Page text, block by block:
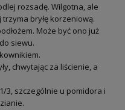
rozsadę. Wilgotna, ale
bryłę korzeniową.
Może być ono już
siewu.
chwytając za liścienie, a
3, szczególnie u pomidora i